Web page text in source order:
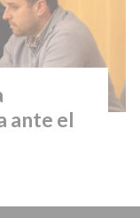
ante el